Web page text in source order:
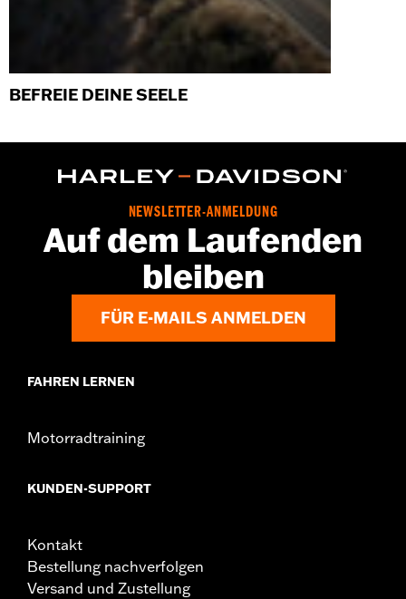
BEFREIE DEINE SEELE
NEWSLETTER-ANMELDUNG
Auf dem Laufenden
bleiben
FÜR E-MAILS ANMELDEN
FAHREN LERNEN
Motorradtraining
KUNDEN-SUPPORT
Kontakt
Bestellung nachverfolgen
Versand und Zustellung